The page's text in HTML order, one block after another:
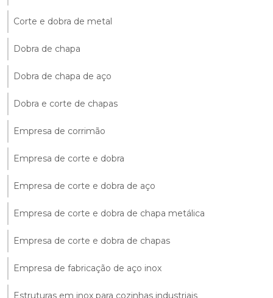
Corte e dobra de metal
Dobra de chapa
Dobra de chapa de aço
Dobra e corte de chapas
Empresa de corrimão
Empresa de corte e dobra
Empresa de corte e dobra de aço
Empresa de corte e dobra de chapa metálica
Empresa de corte e dobra de chapas
Empresa de fabricação de aço inox
Estruturas em inox para cozinhas industriais